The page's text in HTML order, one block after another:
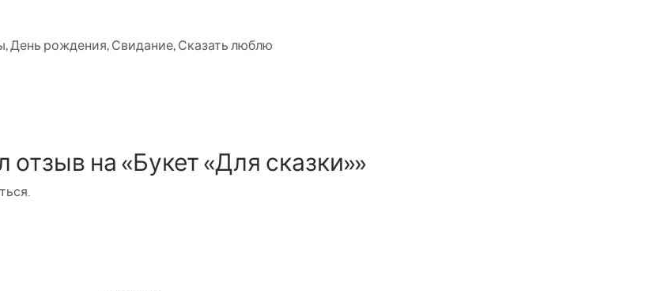
,День рождения,Свидание,Сказать люблю
на «Букет «Для сказки»»
.